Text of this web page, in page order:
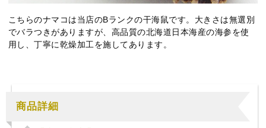
こちらのナマコは当店のBランクの干海鼠です。大きさは無選別
でバラつきがありますが、高品質の北海道日本海産の海参を使
用し、丁寧に乾燥加工を施してあります。
商品詳細